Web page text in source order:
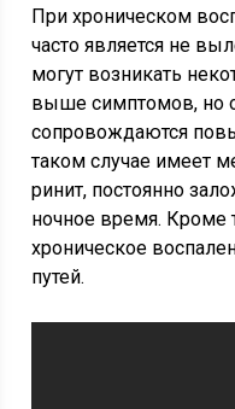
При хроническом
часто является не
могут возникать
выше симптомов, но
сопровождаются
таком случае имеет
ринит, постоянно
ночное время. Кроме
хроническое
путей.